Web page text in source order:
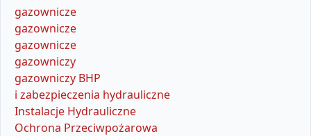
gazownicze
gazownicze
gazownicze
gazowniczy
gazowniczy BHP
i zabezpieczenia hydrauliczne
Instalacje Hydrauliczne
Ochrona Przeciwpożarowa